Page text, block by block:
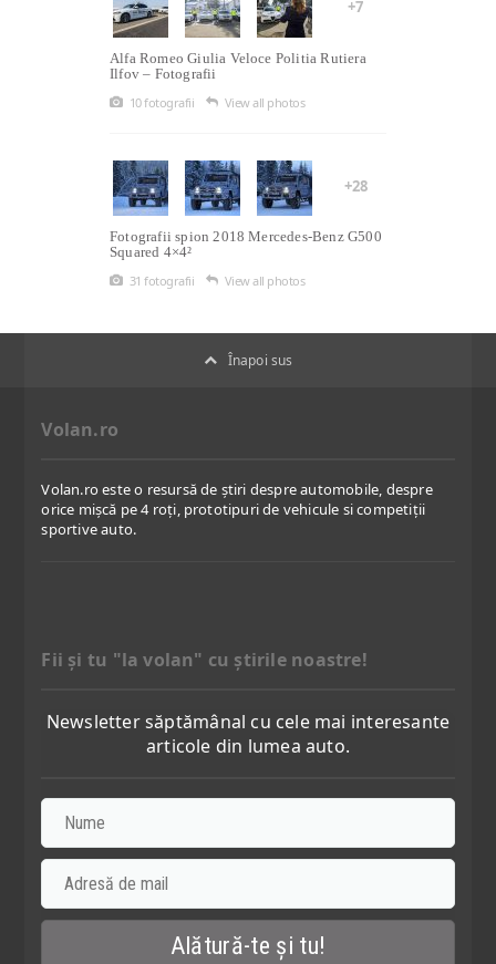
+7
Alfa Romeo Giulia Veloce Politia Rutiera
Ilfov – Fotografii
10 fotografii
View all photos
+28
Fotografii spion 2018 Mercedes-Benz G500
Squared 4×4²
31 fotografii
View all photos
Înapoi sus
Volan.ro
Volan.ro este o resursă de știri despre automobile, despre
orice mișcă pe 4 roți, prototipuri de vehicule si competiții
sportive auto.
Fii şi tu "la volan" cu ştirile noastre!
Newsletter săptămânal cu cele mai interesante
articole din lumea auto.